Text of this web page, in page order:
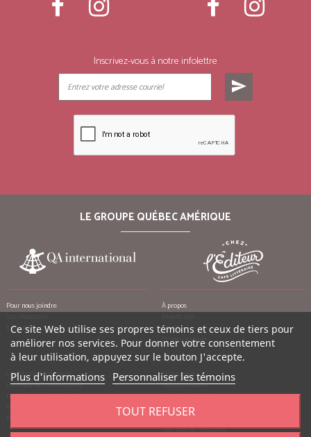
Inscrivez-vous à notre infolettre
send
LE GROUPE QUÉBEC AMÉRIQUE
Pour nous joindre
Emplois
À propos
Crédits
Remerciements
Conditions d’utilisation
Politique de confidentialité
Politique contre le harcèlement
Mon compte
Mes commandes
Mes notes de crédit
Mes adresses
Mes informations personnelles
Mes bons de réduction
Ce site Web utilise ses propres témoins et ceux de tiers pour
améliorer nos services. Pour donner votre consentement
à leur utilisation, appuyez sur le bouton J'accepte.
Plus d'informations Personnaliser les témoins
TOUT REFUSER